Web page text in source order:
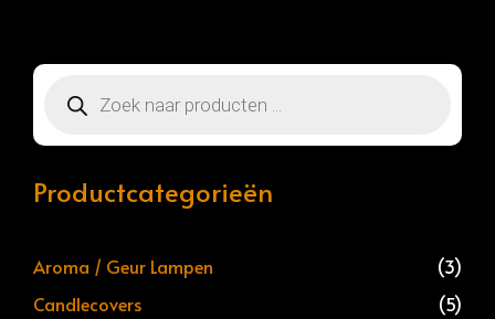
zoeken
Productcategorieën
Aroma / Geur Lampen
(3)
Candlecovers
(5)